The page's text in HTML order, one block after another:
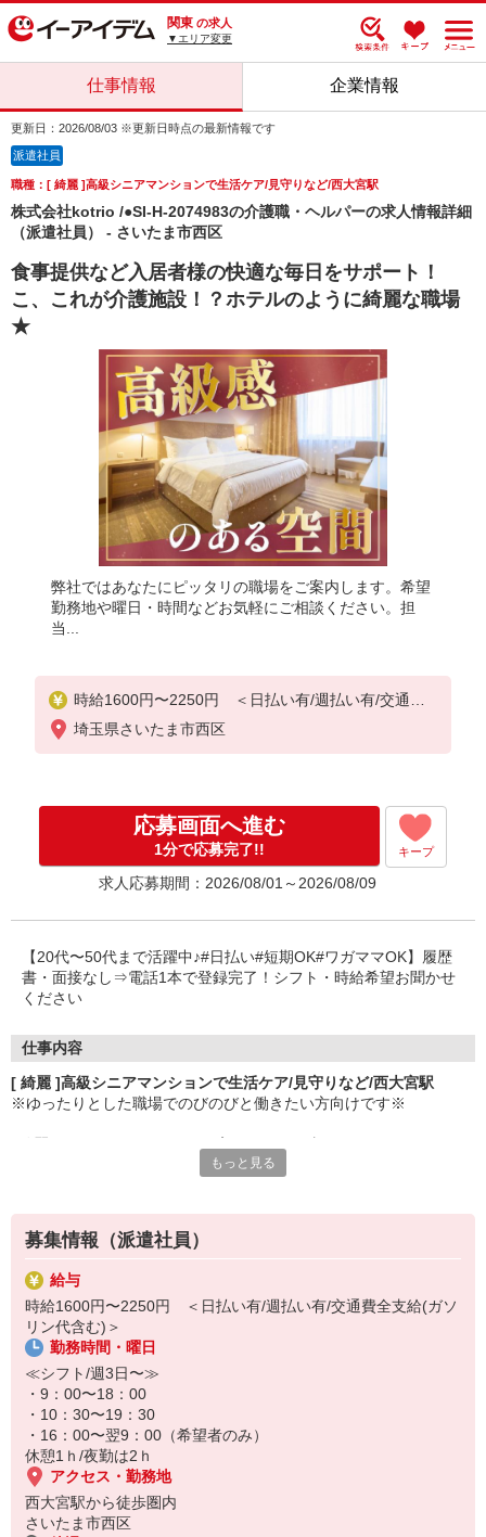
関東 の求人
▼エリア変更
仕事情報 企業情報
更新日：2026/08/03 ※更新日時点の最新情報です
派遣社員
職種：[ 綺麗 ]高級シニアマンションで生活ケア/見守りなど/西大宮駅
株式会社kotrio /●SI-H-2074983の介護職・ヘルパーの求人情報詳細
（派遣社員） - さいたま市西区
食事提供など入居者様の快適な毎日をサポート！
こ、これが介護施設！？ホテルのように綺麗な職場
★
弊社ではあなたにピッタリの職場をご案内します。希望
勤務地や曜日・時間などお気軽にご相談ください。担
当...
時給1600円〜2250円 ＜日払い有/週払い有/交通費
全支給(ガソリン代含む)＞
埼玉県さいたま市西区
応募画面へ進む
1分で応募完了!! キープ
求人応募期間：2026/08/01～2026/08/09
【20代〜50代まで活躍中♪#日払い#短期OK#ワガママOK】履歴
書・面接なし⇒電話1本で登録完了！シフト・時給希望お聞かせ
ください
仕事内容
[ 綺麗 ]高級シニアマンションで生活ケア/見守りなど/西大宮駅
※ゆったりとした職場でのびのびと働きたい方向けです※
[ お仕事 ]
・見守りや困りごとのサポート
・清掃業務
・個人に合わせた生活介助
・ご家族様の来訪対応 など
負担少なめの大人気施設です◎
もっと見る
募集情報（派遣社員）
給与
時給1600円〜2250円 ＜日払い有/週払い有/交通費全支給(ガソ
リン代含む)＞
勤務時間・曜日
≪シフト/週3日〜≫
・9：00〜18：00
・10：30〜19：30
・16：00〜翌9：00（希望者のみ）
休憩1ｈ/夜勤は2ｈ
アクセス・勤務地
西大宮駅から徒歩圏内
さいたま市西区